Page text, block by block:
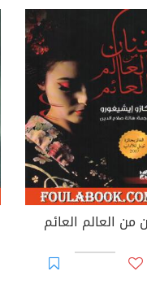
من العالم العائم